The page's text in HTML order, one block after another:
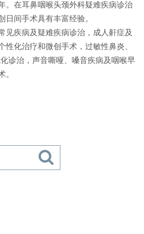
。在耳鼻咽喉头颈外科疑难疾病诊治
日间手术具有丰富经验。
见疾病及疑难疾病诊治，成人鼾症及
性化治疗和微创手术，过敏性鼻炎、
诊治，声音嘶哑、嗓音疾病及咽喉早
。